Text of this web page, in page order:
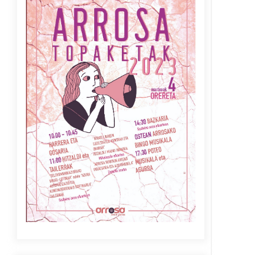
Azaroak 6 Iurretan Arrosa
sarearen IX. topaketak
2021/10/04
Berria egunkarian
elkarrizketa Arrosaren 20
urteez
2021/07/06
Arrosaren laburpen bideoa
Hamaika Telebistaren eskutik
2021/06/30